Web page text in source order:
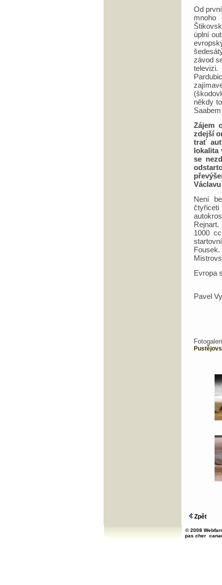
Od
mnoho
úplní
závod
někdy
Zájem
zdejší
trať
lokalita
se
Není
čtyřiceti
1000
Evropa
Pavel
Zpět
© 2008
pas cher